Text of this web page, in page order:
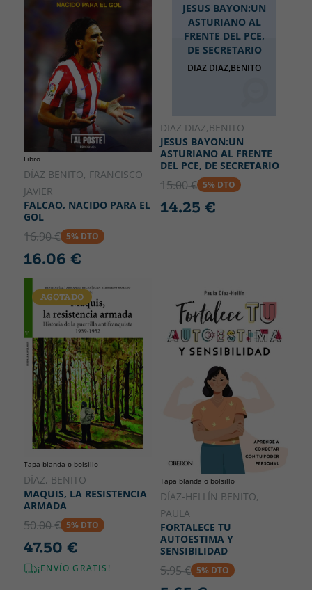
Libro
DÍAZ BENITO, FRANCISCO
JAVIER
FALCAO, NACIDO PARA EL
GOL
16.90 € 5% DTO
16.06 €
JESUS BAYON:UN
ASTURIANO AL
FRENTE DEL PCE,
DE SECRETARIO
DIAZ DIAZ,BENITO
DIAZ DIAZ,BENITO
JESUS BAYON:UN
ASTURIANO AL FRENTE
DEL PCE, DE SECRETARIO
15.00 € 5% DTO
14.25 €
AGOTADO
Tapa blanda o bolsillo
DÍAZ, BENITO
MAQUIS, LA RESISTENCIA
ARMADA
50.00 € 5% DTO
47.50 €
¡ENVÍO GRATIS!
Tapa blanda o bolsillo
DÍAZ-HELLÍN BENITO,
PAULA
FORTALECE TU
AUTOESTIMA Y
SENSIBILIDAD
5.95 € 5% DTO